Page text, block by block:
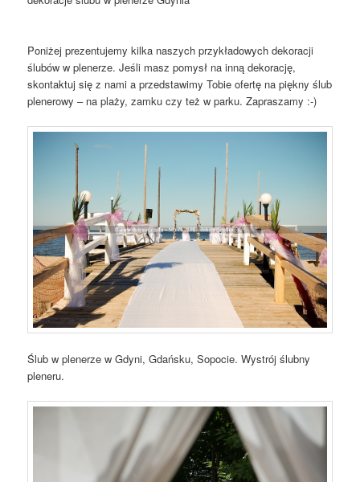
Poniżej prezentujemy kilka naszych przykładowych dekoracji
ślubów w plenerze. Jeśli masz pomysł na inną dekorację,
skontaktuj się z nami a przedstawimy Tobie ofertę na piękny ślub
plenerowy – na plaży, zamku czy też w parku. Zapraszamy :-)
Ślub w plenerze w Gdyni, Gdańsku, Sopocie. Wystrój ślubny
pleneru.